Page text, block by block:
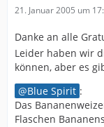
21. Januar 2005 um
Danke an alle
Leider haben wir
können, aber es
Blue Spirit :
Das
Flaschen